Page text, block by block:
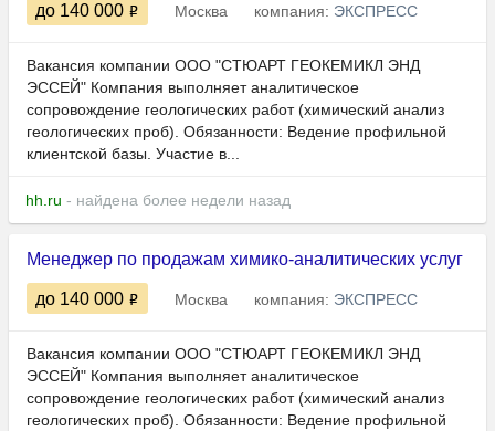
до 140 000 Москва компания: ЭКСПРЕСС
Вакансия компании ООО "СТЮАРТ ГЕОКЕМИКЛ ЭНД
ЭССЕЙ" Компания выполняет аналитическое
сопровождение геологических работ (химический анализ
геологических проб). Обязанности: Ведение профильной
клиентской базы. Участие в...
hh.ru - найдена более недели назад
Менеджер по продажам химико-аналитических услуг
до 140 000 Москва компания: ЭКСПРЕСС
Вакансия компании ООО "СТЮАРТ ГЕОКЕМИКЛ ЭНД
ЭССЕЙ" Компания выполняет аналитическое
сопровождение геологических работ (химический анализ
геологических проб). Обязанности: Ведение профильной